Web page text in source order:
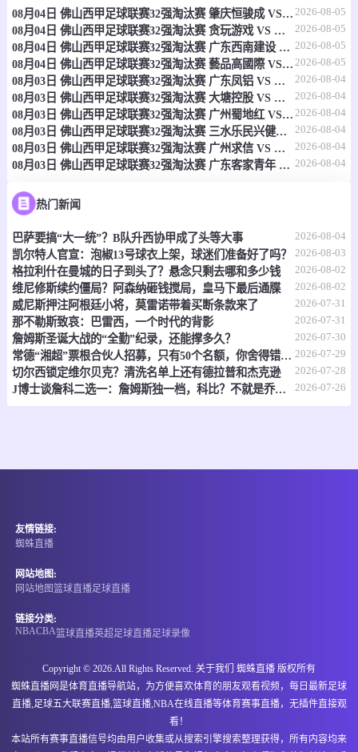
情报
女非国杯 08-07 04:00 即将开始
佛得角女足 0 - 0 喀麦隆女足
情报
女非国杯 08-07 04:00 即将开始
马里女足
情报
哥伦乙 08-07 04:30 即将开始
恩维加多 0 - 0
情报
哥伦乙 08-07 05:00 即将开始
-
情报
08-07 06:00
08月04日 佛山西甲足球联赛32强淘汰赛 肇庆恒骏成 VS 三七互娱 全场录像 2026-08-05
08月04日 佛山西甲足球联赛32强淘汰赛 贪玩游戏 VS 美的薪火 全场录像 2026-08-05
08月04日 佛山西甲足球联赛32强淘汰赛 广东西南建设 VS 香港圣徒 全场录像 2026-08-05
08月04日 佛山西甲足球联赛32强淘汰赛 藝品高國際 VS 湛江狂狼·粵辉能源 全场录像 2026-08-05
08月03日 佛山西甲足球联赛32强淘汰赛 广东凤铝 VS 湛江八部科技 全场录像 2026-08-04
08月03日 佛山西甲足球联赛32强淘汰赛 大塘控股 VS 茂名市点都得 全场录像 2026-08-04
08月03日 佛山西甲足球联赛32强淘汰赛 广州蜀地红 VS 广州戴拿模 全场录像 2026-08-04
08月03日 佛山西甲足球联赛32强淘汰赛 三水乐民兴健力宝 VS 中国澳门澳科精英 全场录像 2026-08-04
08月03日 佛山西甲足球联赛32强淘汰赛 广州求信 VS 顺德新青年 全场录像 2026-08-04
08月03日 佛山西甲足球联赛32强淘汰赛 广东客家青年 VS 广州英华思力U17 全场录像 2026-08-04
热门新闻
巴萨要搞“大一统”？B队升西协甲成了头等大事 2026-08-04
凯尔特人官宣：泡椒13号球衣上架，球迷们准备好了吗？ 2026-08-03
格拉利什在曼城的日子到头了？悬念只剩去哪和多少钱 2026-08-02
维尼修斯续约僵局？阿森纳砸钱搅局，皇马下最后通牒 2026-08-02
威尼斯押注阿根廷小将，莫雷诺带着买断条款来了 2026-07-31
那不勒斯致哀：巴雷西，一个时代的背影 2026-07-31
詹姆斯圣诞大战的“全勤”纪录，还能撑多久？ 2026-07-30
常德“湘超”票根合伙人招募，只有50个名额，你舍得错过吗？ 2026-07-29
切尔西锁定维尔贝克？清洗名单上还有德拉普和杰克逊 2026-07-28
J博士谈詹科二选一：詹姆斯独一档，科比？不就是乔丹复刻版嘛 2026-07-26
友情链接:
蜘蛛直播
网站地图:
网站地图篮球直播足球直播
链接分类:
NBACBA篮球直播英超 足球直播足球录像
Copyright © 2026.All Rights Reserved. 关于我们 蜘蛛直播 版权所有
蜘蛛直播网是体育直播导航站，为方便喜欢体育的朋友观看视频，每日最新足球
直播,足球五大联赛直播,篮球直播,NBA在线直播等体育赛事直播，无插件直接观
看！
本站所有赛事直播信号均由用户收集或从搜索引擎搜索整理获得，所有内容均来